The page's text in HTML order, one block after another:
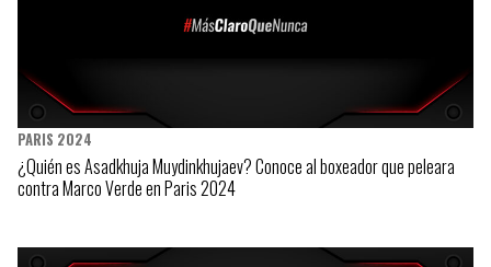
PARIS 2024
¿Quién es Asadkhuja Muydinkhujaev? Conoce al boxeador que peleara
contra Marco Verde en Paris 2024